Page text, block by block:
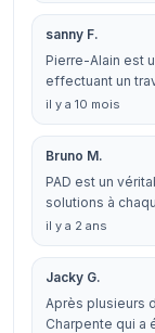
sanny F.
Pierre-Alain est
effectuant un
il y a 10 mois
Bruno M.
PAD est un
solutions à
il y a 2 ans
Jacky G.
Après plusieurs
Charpente qui a